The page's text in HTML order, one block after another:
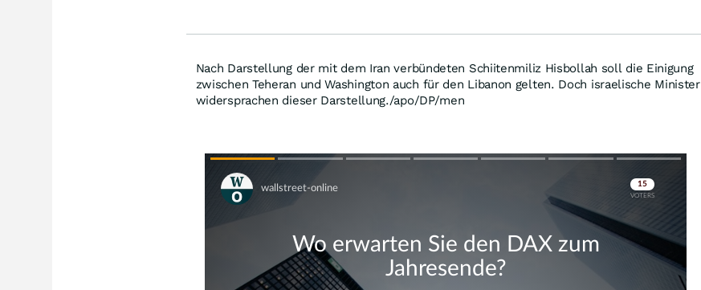
Nach Darstellung der mit dem Iran verbündeten Schiitenmiliz Hisbollah soll die Einigung
zwischen Teheran und Washington auch für den Libanon gelten. Doch israelische Minister
widersprachen dieser Darstellung./apo/DP/men
Skip